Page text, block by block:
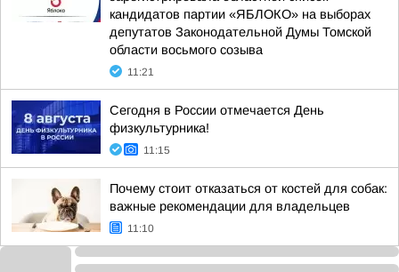
кандидатов партии «ЯБЛОКО» на выборах
депутатов Законодательной Думы Томской
области восьмого созыва
11:21
Сегодня в России отмечается День
физкультурника!
11:15
Почему стоит отказаться от костей для собак:
важные рекомендации для владельцев
11:10